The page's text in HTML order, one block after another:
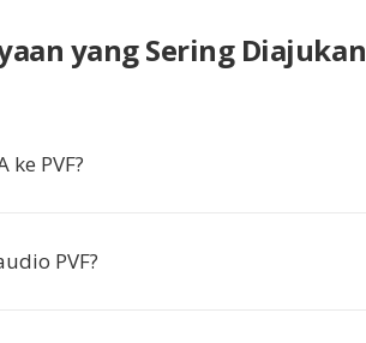
yang Sering Diajukan
PVF?
PVF?